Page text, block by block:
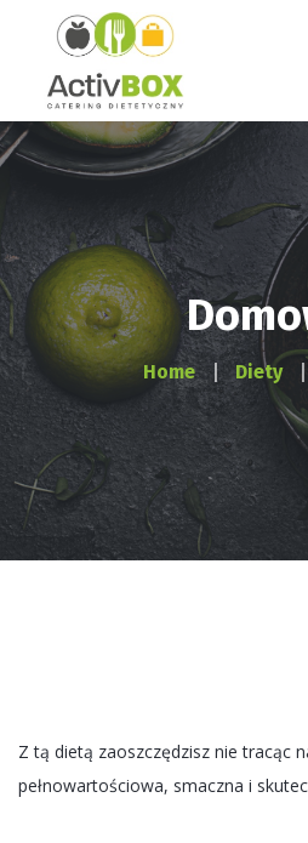
Home Diety
Z tą dietą zaoszczędzisz nie tracąc
pełnowartościowa, smaczna i